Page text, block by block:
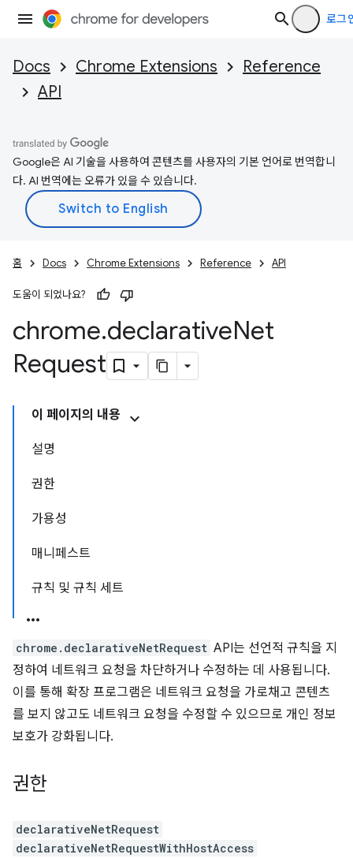
로그
Docs Chrome Extensions
Reference
API
Google은 AI 기술을 사용하여 콘텐츠를 사용자의 기본 언어로 번역합니
다. AI 번역에는 오류가 있을 수 있습니다.
홈 Docs Chrome Extensions Reference API
도움이 되었나요?
chrome.declarativeNet
Request
이 페이지의 내용
설명
권한
가용성
매니페스트
규칙 및 규칙 세트
chrome.declarativeNetRequest API는 선언적 규칙을 지
정하여 네트워크 요청을 차단하거나 수정하는 데 사용됩니다.
이를 통해 확장 프로그램은 네트워크 요청을 가로채고 콘텐츠
를 보지 않고도 네트워크 요청을 수정할 수 있으므로 개인 정보
보호가 강화됩니다.
권한
declarativeNetRequest
declarativeNetRequestWithHostAccess